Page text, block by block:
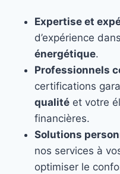
Expertise et
d’expérience
énergétique.
Professionnels
certifications
qualité et votre
financières.
Solutions
nos services à
optimiser le